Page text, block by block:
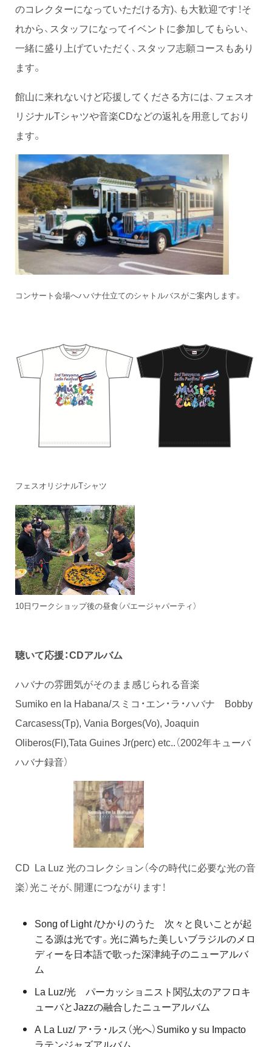
のコレクターになっていただける方)、も大歓迎です！そ
れから、スタッフになってイベントに参加してもらい、
一緒に盛り上げていただく、スタッフ志願コースもあり
ます。
館山に来れないけど応援してくださる方には、フェスオ
リジナルTシャツや音楽CDなどの返礼を用意しており
ます。
コンサート会場へハバナ仕立てのシャトルバスがご案内します。
フェスオリジナルTシャツ
10日ワークショップ後の昼食（パエージャパーティ）
聴いて応援：CDアルバム
ハバナの雰囲気がそのまま感じられる音楽
Sumiko en la Habana/スミコ・エン・ラ・ハバナ Bobby
Carcasess(Tp), Vania Borges(Vo), Joaquin
Oliberos(Fl),Tata Guines Jr(perc) etc..（2002年キューバ
ハバナ録音）
CD La Luz 光のコレクション（今の時代に必要な光の音
楽）光こそが、開運につながります！
Song of Light /ひかりのうた 次々と良いことが起
こる源は光です。光に満ちた美しいブラジルのメロ
ディーを日本語で歌った深津純子のニューアルバ
ム
La Luz/光 パーカッショニスト関弘太のアフロキ
ューバとJazzの融合したニューアルバム
A La Luz/ ア・ラ・ルス（光へ）Sumiko y su Impacto
ラテンジャズアルバム